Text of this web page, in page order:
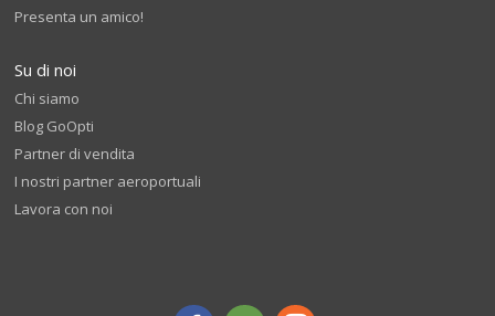
Presenta un amico!
Su di noi
Chi siamo
Blog GoOpti
Partner di vendita
I nostri partner aeroportuali
Lavora con noi